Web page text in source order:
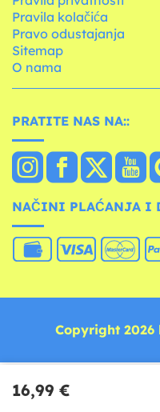
16,99 €
Pravila kolačića
Pravo odustajanja
Sitemap
O nama
PRATITE NAS NA::
NAČINI PLAĆANJA I
Copyright